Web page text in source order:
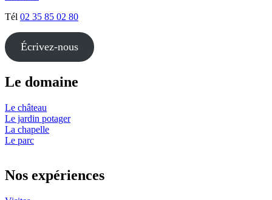
Tél 02 35 85 02 80
Écrivez-nous
Le domaine
Le château
Le jardin potager
La chapelle
Le parc
Nos expériences